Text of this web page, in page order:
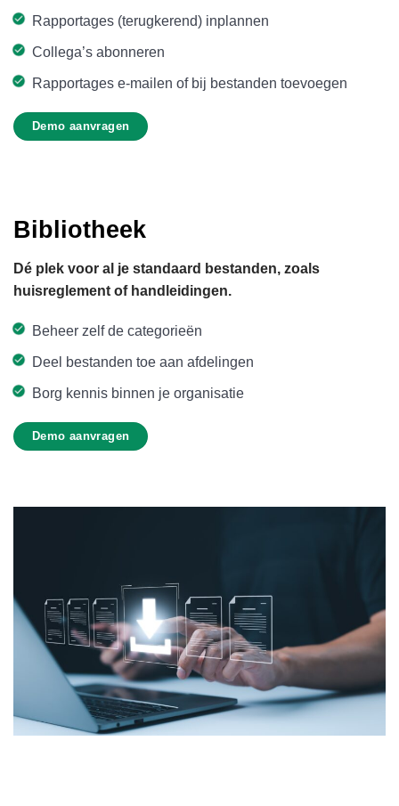
Rapportages (terugkerend) inplannen
Collega’s abonneren
Rapportages e-mailen of bij bestanden toevoegen
Demo aanvragen
Bibliotheek
Dé plek voor al je standaard bestanden, zoals
huisreglement of handleidingen.
Beheer zelf de categorieën
Deel bestanden toe aan afdelingen
Borg kennis binnen je organisatie
Demo aanvragen